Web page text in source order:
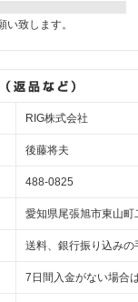
致します。
RIG株式会社
後藤将夫
488-0825
愛知県尾張旭市東山町
送料、銀行振り込みの
7日間入金がない場合